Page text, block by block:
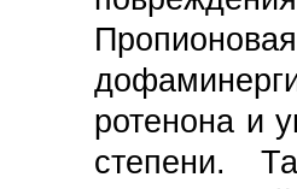
ротенона и
степени.